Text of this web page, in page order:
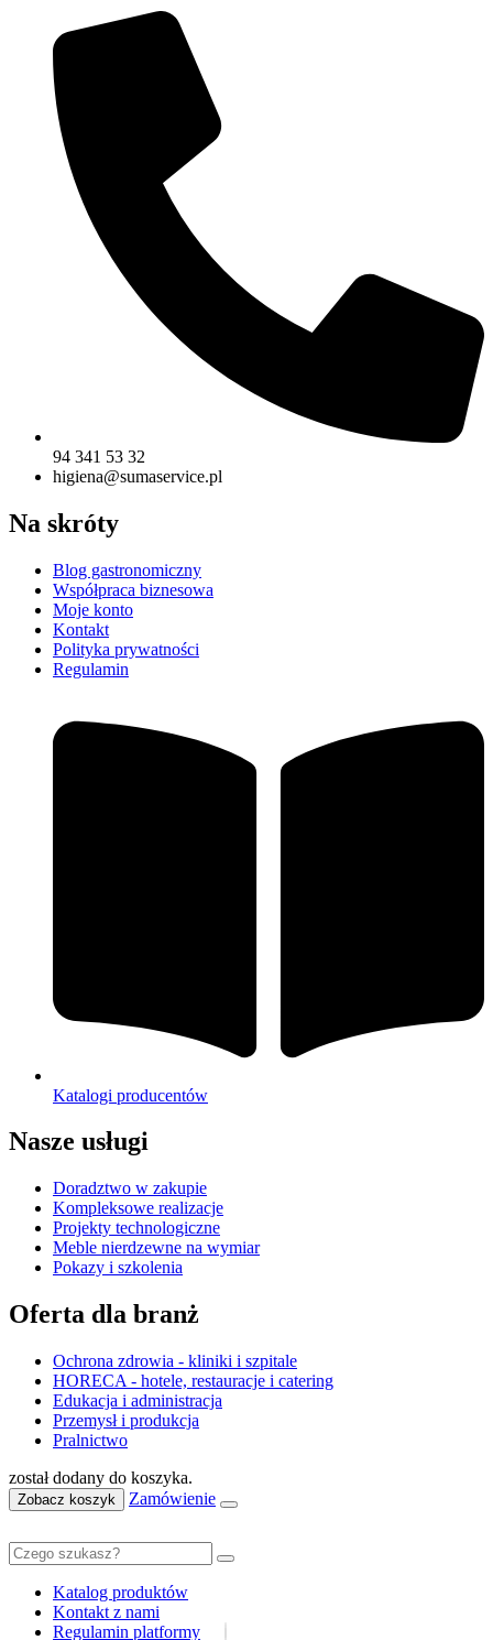
94 341 53 32
higiena@sumaservice.pl
Na skróty
Blog gastronomiczny
Współpraca biznesowa
Moje konto
Kontakt
Polityka prywatności
Regulamin
Katalogi producentów
Nasze usługi
Doradztwo w zakupie
Kompleksowe realizacje
Projekty technologiczne
Meble nierdzewne na wymiar
Pokazy i szkolenia
Oferta dla branż
Ochrona zdrowia - kliniki i szpitale
HORECA - hotele, restauracje i catering
Edukacja i administracja
Przemysł i produkcja
Pralnictwo
został dodany do koszyka.
Zobacz koszyk Zamówienie
Katalog produktów
Kontakt z nami
Regulamin platformy